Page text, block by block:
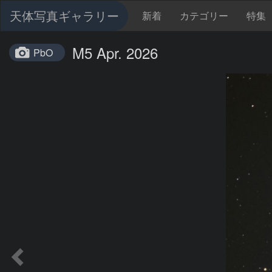
天体写真ギャラリー 新着 カテゴリー 特集
PbO M5 Apr. 2026